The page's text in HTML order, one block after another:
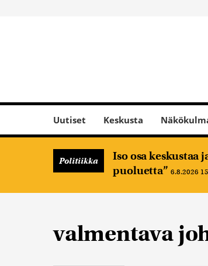
Uutiset Keskusta
Politiikka
Iso osa keskustaa
puoluetta” 6.8.2026
valmentava